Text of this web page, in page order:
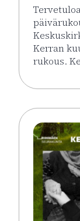
Kerran
rukous.
Lue